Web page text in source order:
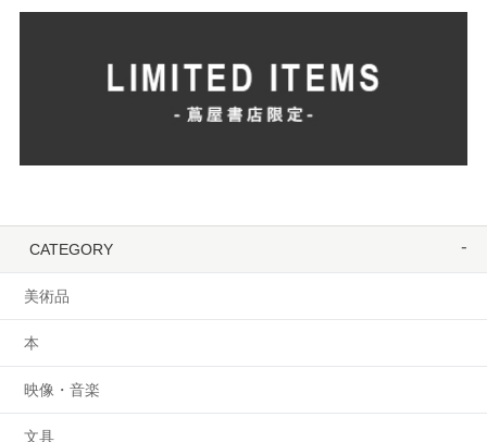
CATEGORY
美術品
本
映像・音楽
文具